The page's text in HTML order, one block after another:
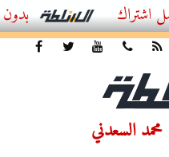
أفضل اشتراك IPTV بدون تقطيع 2026 – دليل المشاهد العصري
محمد السعدني